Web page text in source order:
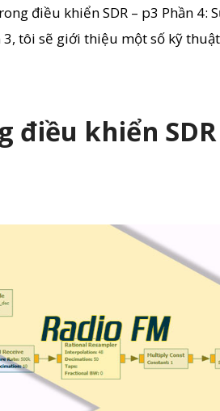
điều khiển SDR – p3 Phần 4:
3, tôi sẽ giới thiệu một số kỹ
điều khiển SDR